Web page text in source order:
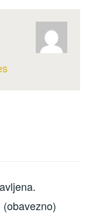
(obavezno)